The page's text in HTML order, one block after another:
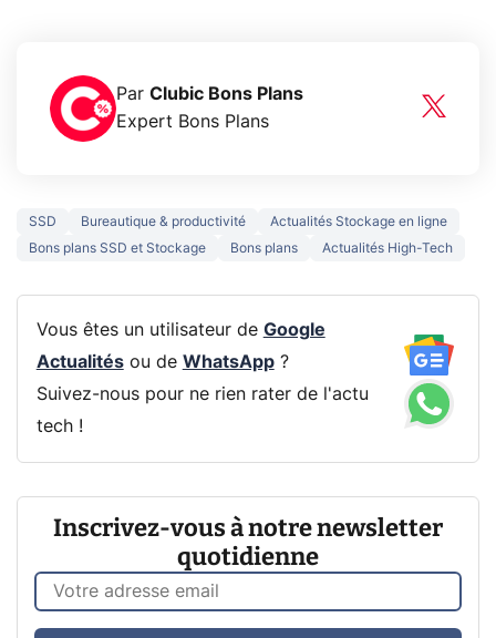
Par Clubic Bons Plans
Expert Bons Plans
SSD Bureautique & productivité
Actualités Stockage en ligne
Bons plans SSD et Stockage
Bons plans Actualités High-Tech
Vous êtes un utilisateur de Google
Actualitésou de WhatsApp?
Suivez-nous pour ne rien rater de l'actu
tech !
Inscrivez-vous à notre newsletter
quotidienne